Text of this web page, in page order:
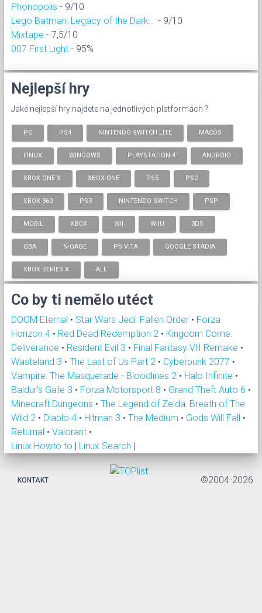
Phonopolis - 9/10
Lego Batman: Legacy of the Dark...
- 9/10
Mixtape - 7,5/10
007 First Light - 95%
Nejlepší hry
Jaké nejlepší hry najdete na jednotlivých platformách ?
PC PS4 NINTENDO SWITCH LITE MACOS
LINUX WINDOWS PLAYSTATION 4 ANDROID
XBOX ONE X XBOX-ONE PS5 PS2
XBOX 360 PS3 NINTENDO SWITCH PSP
MOBIL XBOX WII WIIU 3DS
GBA N-GAGE PS VITA GOOGLE STADIA
XBOX SERIES X ALL
Co by ti nemělo utéct
DOOM Eternal • Star Wars Jedi: Fallen Order • Forza
Horizon 4 • Red Dead Redemption 2 • Kingdom Come:
Deliverance • Resident Evil 3 • Final Fantasy VII Remake •
Wasteland 3 • The Last of Us Part 2 • Cyberpunk 2077 •
Vampire: The Masquerade - Bloodlines 2 • Halo Infinite •
Baldur's Gate 3 • Forza Motorsport 8 • Grand Theft Auto 6 •
Minecraft Dungeons • The Legend of Zelda: Breath of The
Wild 2 • Diablo 4 • Hitman 3 • The Medium • Gods Will Fall •
Returnal • Valorant •
Linux Howto to | Linux Search |
KONTAKT ©2004-2026